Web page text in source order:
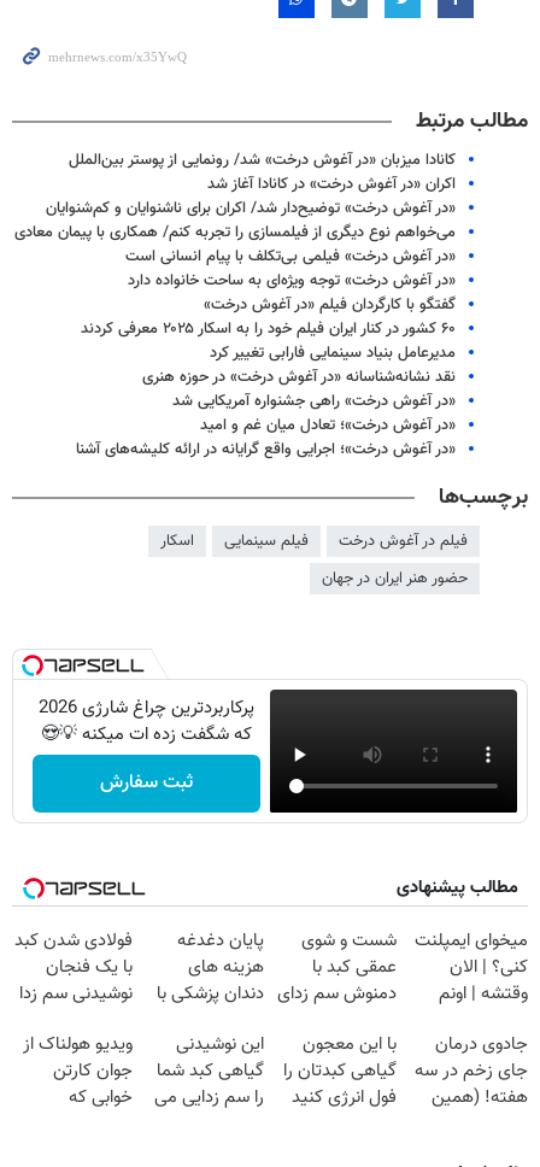
مطالب مرتبط
کانادا میزبان «در آغوش درخت» شد/ رونمایی از پوستر بین‌الملل
اکران «در آغوش درخت» در کانادا آغاز شد
«در آغوش درخت» توضیح‌دار شد/ اکران برای ناشنوایان و کم‌شنوایان
می‌خواهم نوع دیگری از فیلمسازی را تجربه کنم/ همکاری با پیمان معادی
«در آغوش درخت» فیلمی بی‌تکلف با پیام انسانی است
«در آغوش درخت» توجه ویژه‌ای به ساحت خانواده دارد
گفتگو با کارگردان فیلم «در آغوش درخت»
۶۰ کشور در کنار ایران فیلم خود را به اسکار ۲۰۲۵ معرفی کردند
مدیرعامل بنیاد سینمایی فارابی تغییر کرد
نقد نشانه‌شناسانه «در آغوش درخت» در حوزه هنری
«در آغوش درخت» راهی جشنواره آمریکایی شد
«در آغوش درخت»؛ تعادل میان غم و امید
«در آغوش درخت»؛ اجرایی واقع گرایانه در ارائه کلیشه‌های آشنا
برچسب‌ها
فیلم در آغوش درخت فیلم سینمایی
اسکار
حضور هنر ایران در جهان
پرکاربردترین چراغ شارژی 2026
که شگفت زده ات میکنه 💡😍
ثبت سفارش
مطالب پیشنهادی
میخوای ایمپلنت
کنی؟ | الان
وقتشه | اونم
میلیون تومان!!!
شست و شوی
عمقی کبد با
دمنوش سم زدای
پایان دغدغه
هزینه های
دندان پزشکی با
خانگی
فولادی شدن کبد
با یک فنجان
نوشیدنی سم زدا
جادوی درمان
جای زخم در سه
هفته! (همین
با این معجون
گیاهی کبدتان را
فول انرژی کنید
این نوشیدنی
گیاهی کبد شما
را سم زدایی می
ویدیو هولناک از
جوان کارتن
خوابی که